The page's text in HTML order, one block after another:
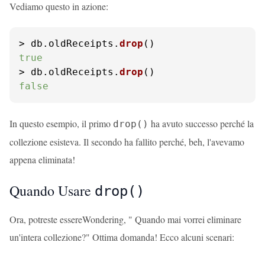
Vediamo questo in azione:
> db. oldReceipts . drop
true
> db. oldReceipts . drop
false
In questo esempio, il primo drop() ha avuto successo perché la
collezione esisteva. Il secondo ha fallito perché, beh, l'avevamo
appena eliminata!
Quando Usare drop()
Ora, potreste essereWondering, " Quando mai vorrei eliminare
un'intera collezione?" Ottima domanda! Ecco alcuni scenari: